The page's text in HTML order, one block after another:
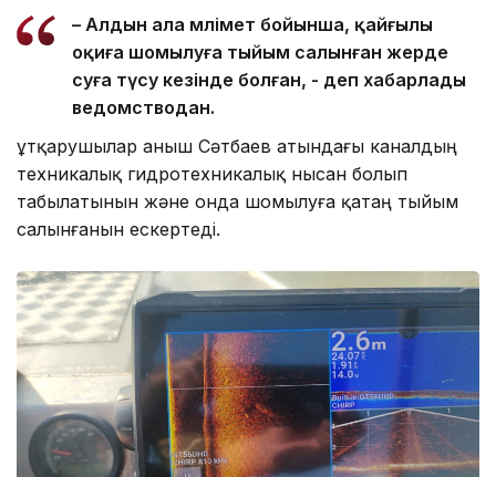
– Алдын ала мәлімет бойынша, қайғылы
оқиға шомылуға тыйым салынған жерде
суға түсу кезінде болған, - деп хабарлады
ведомстводан.
Құтқарушылар Қаныш Сәтбаев атындағы каналдың
техникалық гидротехникалық нысан болып
табылатынын және онда шомылуға қатаң тыйым
салынғанын ескертеді.